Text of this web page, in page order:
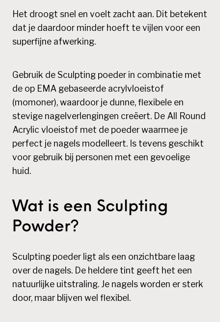
Het droogt snel en voelt zacht aan. Dit betekent
dat je daardoor minder hoeft te vijlen voor een
superfijne afwerking.
Gebruik de Sculpting poeder in combinatie met
de op EMA gebaseerde acrylvloeistof
(momoner), waardoor je dunne, flexibele en
stevige nagelverlengingen creëert. De All Round
Acrylic vloeistof met de poeder waarmee je
perfect je nagels modelleert. Is tevens geschikt
voor gebruik bij personen met een gevoelige
huid.
Wat is een Sculpting
Powder?
Sculpting poeder ligt als een onzichtbare laag
over de nagels. De heldere tint geeft het een
natuurlijke uitstraling. Je nagels worden er sterk
door, maar blijven wel flexibel.